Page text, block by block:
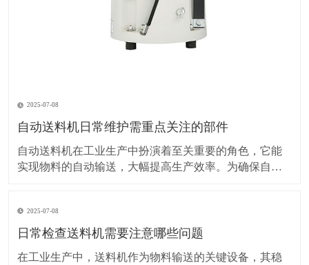
2025-07-08
自动送料机日常维护需重点关注的部件
自动送料机在工业生产中扮演着至关重要的角色，它能
实现物料的自动输送，大幅提高生产效率。为确保自动
料机的动力传输核心，其状态直接影响设备的运行效
果。皮带和链条作为常见的传动方式，需着重检查。对
2025-07-08
日常检查送料机需要注意哪些问题
在工业生产中，送料机作为物料输送的关键设备，其稳